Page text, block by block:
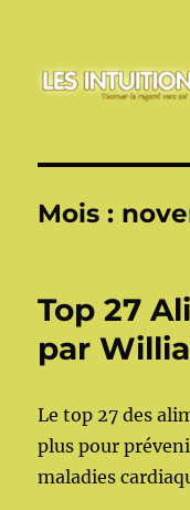
Mois :
Top 27
par
Le top 27 des
plus pour
maladies